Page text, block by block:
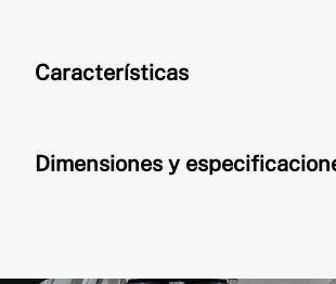
Características
Dimensiones y